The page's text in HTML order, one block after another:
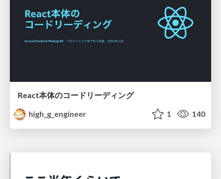
React本体のコードリーディング
high_g_engineer
1 140